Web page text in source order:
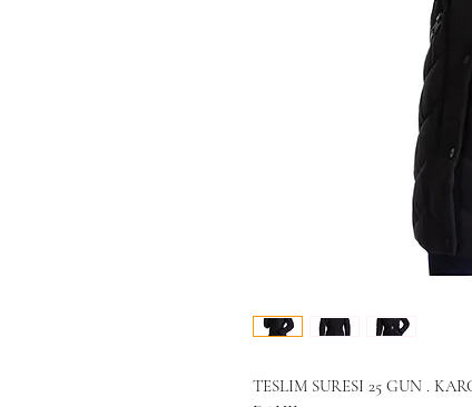
TESLIM SURESI 25 GUN .